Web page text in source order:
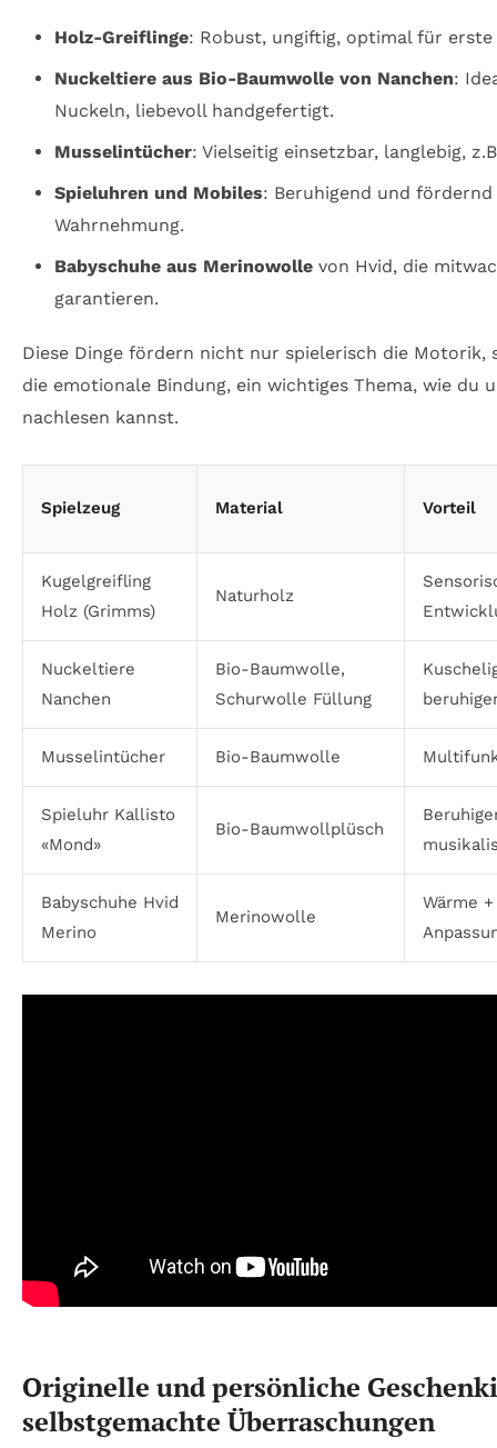
Holz-Greiflinge: Robust, ungiftig, optimal für erste
Nuckeltiere aus Bio-Baumwolle von Nanchen:
Nuckeln, liebevoll handgefertigt.
Musselintücher: Vielseitig einsetzbar, langlebig,
Spieluhren und Mobiles: Beruhigend und
Wahrnehmung.
Babyschuhe aus Merinowollevon Hvid, die
garantieren.
Diese Dinge fördern nicht nur spielerisch die
die emotionale Bindung, ein wichtiges Thema, wie du
nachlesen kannst.
Spielzeug Material Vorteil
Kugelgreifling
Holz (Grimms)
Naturholz
Nuckeltiere
Nanchen
Bio-Baumwolle,
Schurwolle Füllung
Musselintücher Bio-Baumwolle
Spieluhr Kallisto
«Mond»
Bio-Baumwollplüsch
Babyschuhe Hvid
Merino
Merinowolle
Wärme +
Originelle und persönliche
selbstgemachte Überraschungen